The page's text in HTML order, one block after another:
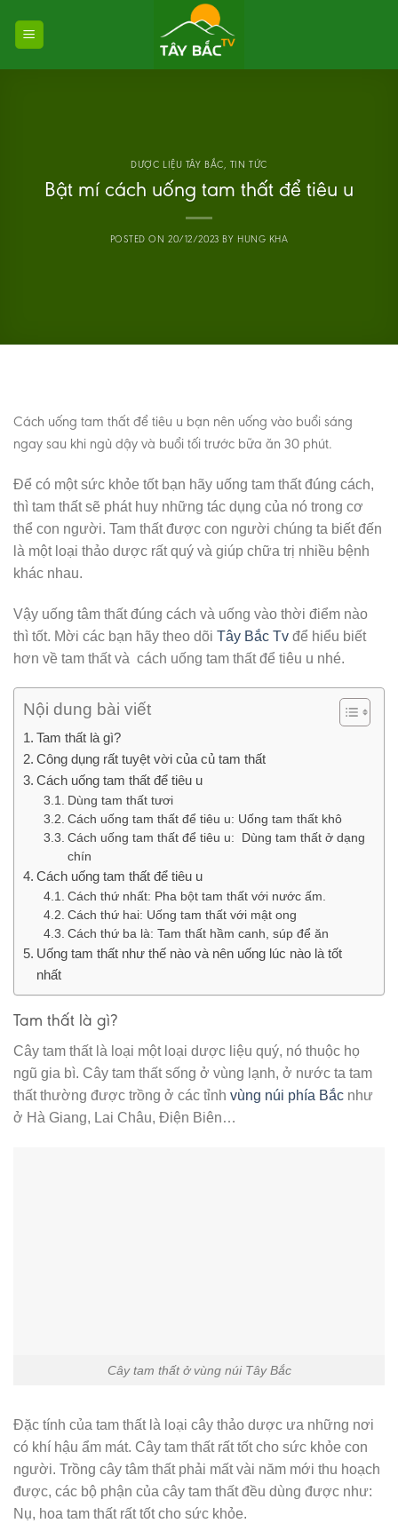
DƯỢC LIỆU TÂY BẮC, TIN TỨC
Bật mí cách uống tam thất để tiêu u
POSTED ON20/12/2023 BY HUNG KHA
Cách uống tam thất để tiêu u bạn nên uống vào buổi sáng
ngay sau khi ngủ dậy và buổi tối trước bữa ăn 30 phút.
Để có một sức khỏe tốt bạn hãy uống tam thất đúng cách,
thì tam thất sẽ phát huy những tác dụng của nó trong cơ
thể con người. Tam thất được con người chúng ta biết đến
là một loại thảo dược rất quý và giúp chữa trị nhiều bệnh
khác nhau.
Vậy uống tâm thất đúng cách và uống vào thời điểm nào
thì tốt. Mời các bạn hãy theo dõi Tây Bắc Tv để hiểu biết
hơn về tam thất và cách uống tam thất để tiêu u nhé.
Nội dung bài viết
Tam thất là gì?
Công dụng rất tuyệt vời của củ tam thất
Cách uống tam thất để tiêu u
Dùng tam thất tươi
Cách uống tam thất để tiêu u: Uống tam thất khô
Cách uống tam thất để tiêu u: Dùng tam thất ở dạng
chín
Cách uống tam thất để tiêu u
Cách thứ nhất: Pha bột tam thất với nước ấm.
Cách thứ hai: Uống tam thất với mật ong
Cách thứ ba là: Tam thất hầm canh, súp để ăn
Uống tam thất như thế nào và nên uống lúc nào là tốt
nhất
Tam thất là gì?
Cây tam thất là loại một loại dược liệu quý, nó thuộc họ
ngũ gia bì. Cây tam thất sống ở vùng lạnh, ở nước ta tam
thất thường được trồng ở các tỉnh vùng núi phía Bắc như
ở Hà Giang, Lai Châu, Điện Biên…
Cây tam thất ở vùng núi Tây Bắc
Đặc tính của tam thất là loại cây thảo dược ưa những nơi
có khí hậu ẩm mát. Cây tam thất rất tốt cho sức khỏe con
người. Trồng cây tâm thất phải mất vài năm mới thu hoạch
được, các bộ phận của cây tam thất đều dùng được như:
Nụ, hoa tam thất rất tốt cho sức khỏe.